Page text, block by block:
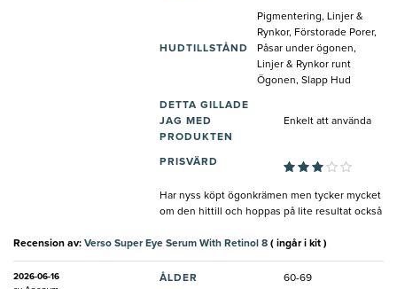
HUDTILLSTÅND
Pigmentering, Linjer &
Rynkor, Förstorade Porer,
Påsar under ögonen,
Linjer & Rynkor runt
Ögonen, Slapp Hud
DETTA GILLADE
JAG MED
PRODUKTEN
Enkelt att använda
PRISVÄRD
Har nyss köpt ögonkrämen men tycker mycket
om den hittill och hoppas på lite resultat också
Recension av: Verso Super Eye Serum With Retinol 8 ( ingår i kit )
2026-06-16
ÅLDER 60-69